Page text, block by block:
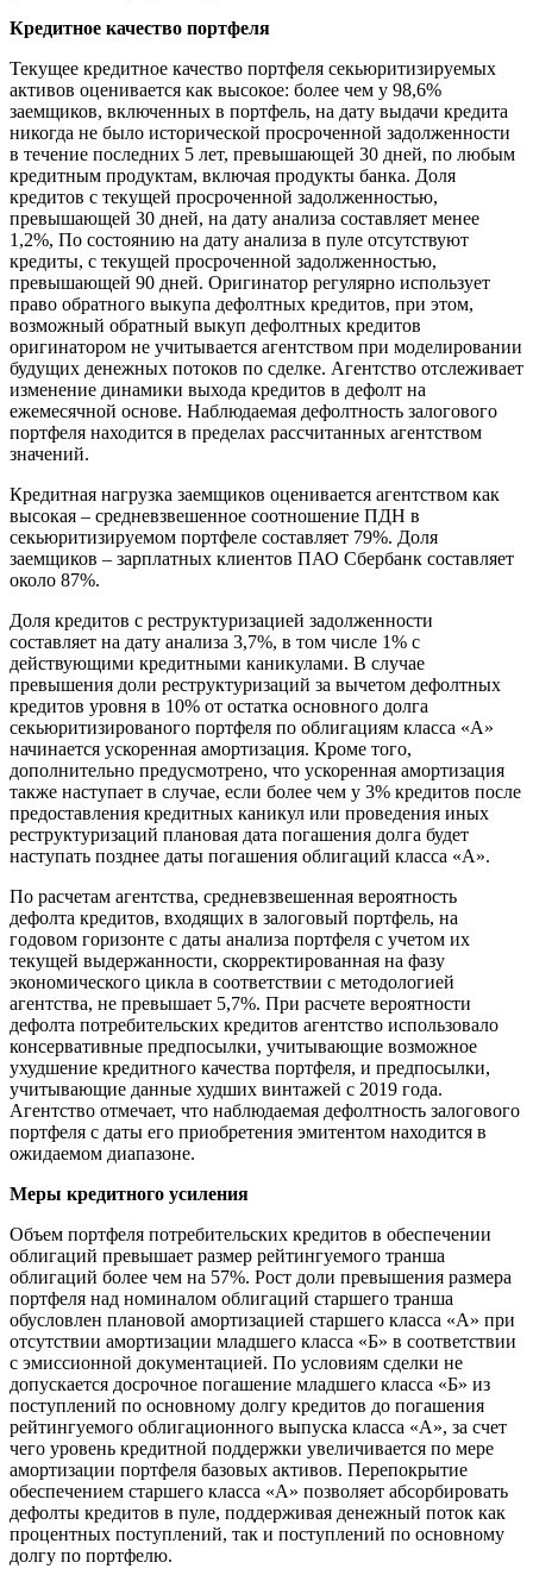
Кредитное качество портфеля
Текущее кредитное качество портфеля секьюритизируемых
активов оценивается как высокое: более чем у 98,6%
заемщиков, включенных в портфель, на дату выдачи кредита
никогда не было исторической просроченной задолженности
в течение последних 5 лет, превышающей 30 дней, по любым
кредитным продуктам, включая продукты банка. Доля
кредитов с текущей просроченной задолженностью,
превышающей 30 дней, на дату анализа составляет менее
1,2%, По состоянию на дату анализа в пуле отсутствуют
кредиты, с текущей просроченной задолженностью,
превышающей 90 дней. Оригинатор регулярно использует
право обратного выкупа дефолтных кредитов, при этом,
возможный обратный выкуп дефолтных кредитов
оригинатором не учитывается агентством при моделировании
будущих денежных потоков по сделке. Агентство отслеживает
изменение динамики выхода кредитов в дефолт на
ежемесячной основе. Наблюдаемая дефолтность залогового
портфеля находится в пределах рассчитанных агентством
значений.
Кредитная нагрузка заемщиков оценивается агентством как
высокая – средневзвешенное соотношение ПДН в
секьюритизируемом портфеле составляет 79%. Доля
заемщиков – зарплатных клиентов ПАО Сбербанк составляет
около 87%.
Доля кредитов с реструктуризацией задолженности
составляет на дату анализа 3,7%, в том числе 1% с
действующими кредитными каникулами. В случае
превышения доли реструктуризаций за вычетом дефолтных
кредитов уровня в 10% от остатка основного долга
секьюритизированого портфеля по облигациям класса «А»
начинается ускоренная амортизация. Кроме того,
дополнительно предусмотрено, что ускоренная амортизация
также наступает в случае, если более чем у 3% кредитов после
предоставления кредитных каникул или проведения иных
реструктуризаций плановая дата погашения долга будет
наступать позднее даты погашения облигаций класса «А».
По расчетам агентства, средневзвешенная вероятность
дефолта кредитов, входящих в залоговый портфель, на
годовом горизонте с даты анализа портфеля с учетом их
текущей выдержанности, скорректированная на фазу
экономического цикла в соответствии с методологией
агентства, не превышает 5,7%. При расчете вероятности
дефолта потребительских кредитов агентство использовало
консервативные предпосылки, учитывающие возможное
ухудшение кредитного качества портфеля, и предпосылки,
учитывающие данные худших винтажей с 2019 года.
Агентство отмечает, что наблюдаемая дефолтность залогового
портфеля с даты его приобретения эмитентом находится в
ожидаемом диапазоне.
Меры кредитного усиления
Объем портфеля потребительских кредитов в обеспечении
облигаций превышает размер рейтингуемого транша
облигаций более чем на 57%. Рост доли превышения размера
портфеля над номиналом облигаций старшего транша
обусловлен плановой амортизацией старшего класса «А» при
отсутствии амортизации младшего класса «Б» в соответствии
с эмиссионной документацией. По условиям сделки не
допускается досрочное погашение младшего класса «Б» из
поступлений по основному долгу кредитов до погашения
рейтингуемого облигационного выпуска класса «А», за счет
чего уровень кредитной поддержки увеличивается по мере
амортизации портфеля базовых активов. Перепокрытие
обеспечением старшего класса «А» позволяет абсорбировать
дефолты кредитов в пуле, поддерживая денежный поток как
процентных поступлений, так и поступлений по основному
долгу по портфелю.